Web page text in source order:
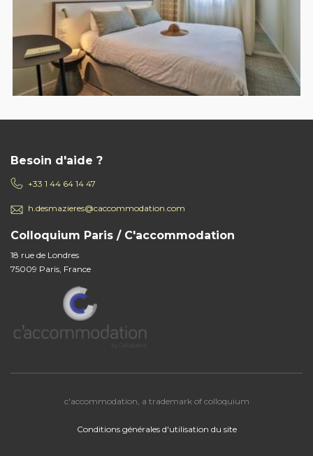
Besoin d'aide ?
+33 1 44 64 14 47
h.desmazieres@caccommodation.com
Colloquium Paris / C'accommodation
18 rue de Londres
75009 Paris, France
c'accommodation, a trademark of colloquium
Conditions générales d'utilisation du site